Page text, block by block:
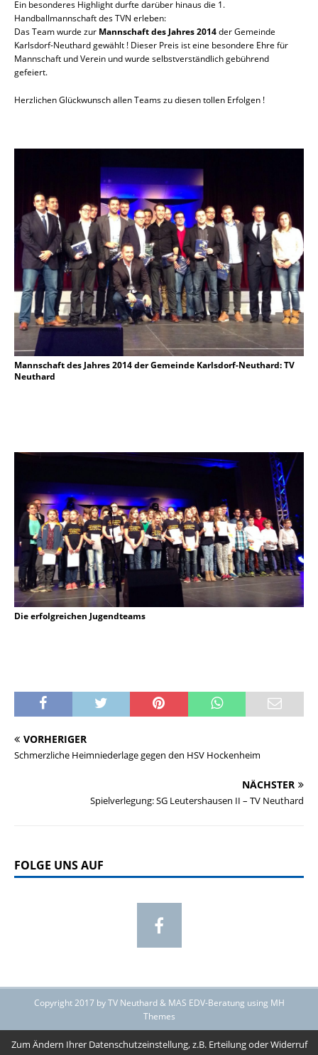
Ein besonderes Highlight durfte darüber hinaus die 1.
Handballmannschaft des TVN erleben:
Das Team wurde zur Mannschaft des Jahres 2014der Gemeinde
Karlsdorf-Neuthard gewählt ! Dieser Preis ist eine besondere Ehre für
Mannschaft und Verein und wurde selbstverständlich gebührend
gefeiert.
Herzlichen Glückwunsch allen Teams zu diesen tollen Erfolgen !
Mannschaft des Jahres 2014 der Gemeinde Karlsdorf-Neuthard: TV
Neuthard
Die erfolgreichen Jugendteams
VORHERIGER
Schmerzliche Heimniederlage gegen den HSV Hockenheim
NÄCHSTER
Spielverlegung: SG Leutershausen II – TV Neuthard
FOLGE UNS AUF
Copyright 2017 by TV Neuthard & MAS EDV-Beratung using MH
Themes
Zum Ändern Ihrer Datenschutzeinstellung, z.B. Erteilung oder Widerruf